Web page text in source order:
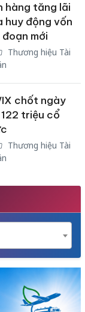
hàng tăng lãi
huy động vốn
mới
Thương hiệu Tài
chốt ngày
triệu cổ
Thương hiệu Tài